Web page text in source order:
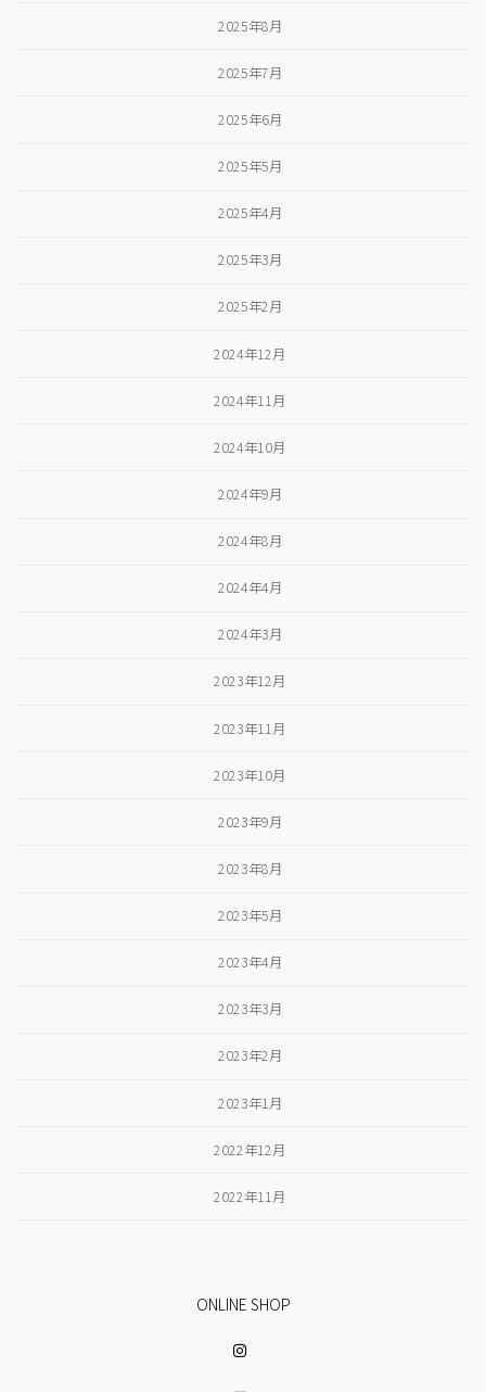
2025年8月
2025年7月
2025年6月
2025年5月
2025年4月
2025年3月
2025年2月
2024年12月
2024年11月
2024年10月
2024年9月
2024年8月
2024年4月
2024年3月
2023年12月
2023年11月
2023年10月
2023年9月
2023年8月
2023年5月
2023年4月
2023年3月
2023年2月
2023年1月
2022年12月
2022年11月
ONLINE SHOP